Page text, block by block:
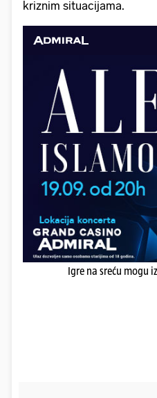
kriznim situacijama.
Igre na sreću mogu